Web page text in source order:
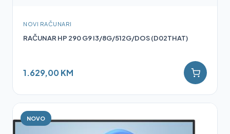
NOVI RAČUNARI
RAČUNAR HP 290 G9 I3/8G/512G/DOS (D02THAT)
1.629,00 KM
NOVO